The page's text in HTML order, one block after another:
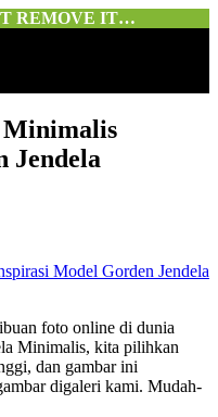
REMOVE IT…
Minimalis
Jendela
foto online di dunia
Minimalis, kita pilihkan
dan gambar ini
digaleri kami. Mudah-